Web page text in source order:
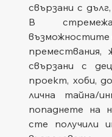
свързани с
В
възможностите
премествания,
свързани с
проект, хоби,
лична тайна/
попаднете на
сте получили